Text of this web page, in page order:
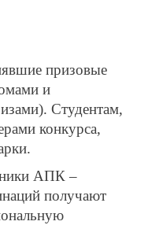
призовые
и
Студентам,
конкурса,
АПК –
получают